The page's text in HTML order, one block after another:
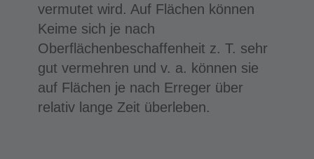
vermutet wird. Auf Flächen können
Keime sich je nach
Oberflächenbeschaffenheit z. T. sehr
gut vermehren und v. a. können sie
auf Flächen je nach Erreger über
relativ lange Zeit überleben.